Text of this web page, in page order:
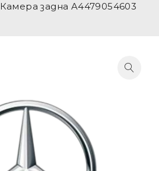
Камера задна A4479054603